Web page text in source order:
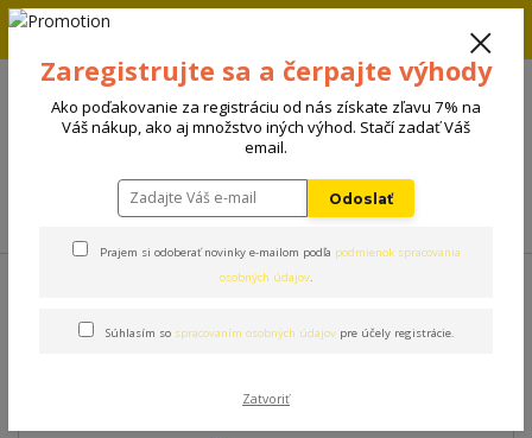
Zľava 5% na prvú objednávku. Zadaj kód FIRST5 a zľava sa
+421 908 198 133 (Po-Pia, 8-15 hod.)
Zaregistrujte sa a čerpajte výhody
Ako poďakovanie za registráciu od nás získate zľavu 7% na
Váš nákup, ako aj množstvo iných výhod. Stačí zadať Váš
email.
Odoslať
Prajem si odoberať novinky e-mailom podľa podmienok spracovania
osobných údajov.
Súhlasím so spracovaním osobných údajovpre účely registrácie.
Zatvoriť